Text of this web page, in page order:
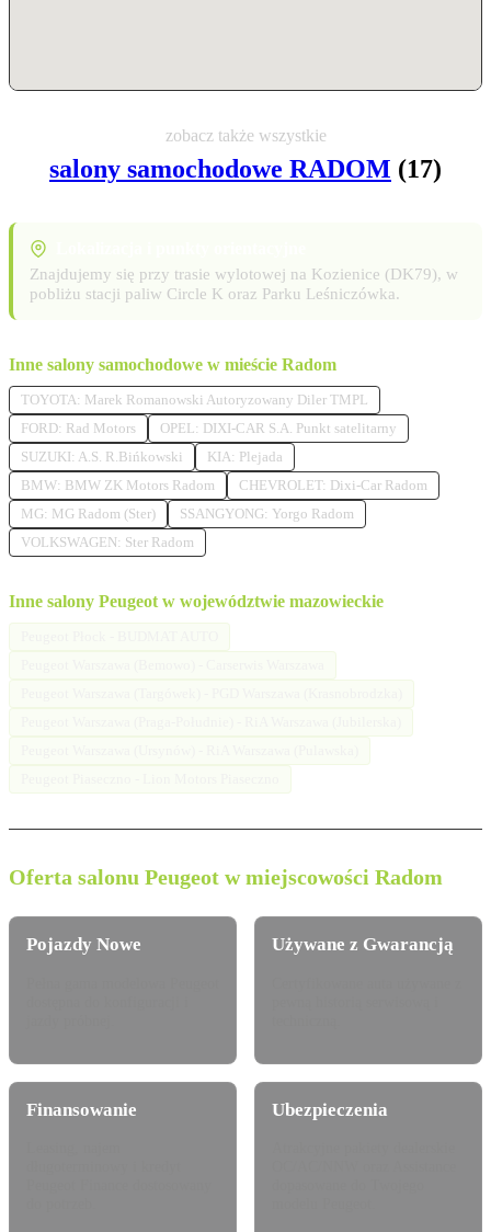
zobacz także wszystkie
salony samochodowe RADOM (17)
Znajdujemy się przy trasie wylotowej na Kozienice (DK79), w
pobliżu stacji paliw Circle K oraz Parku Leśniczówka.
Inne salony samochodowe w mieście Radom
TOYOTA: Marek Romanowski Autoryzowany Diler TMPL
FORD: Rad Motors
OPEL: DIXI-CAR S.A. Punkt satelitarny
SUZUKI: A.S. R.Bińkowski
KIA: Plejada
BMW: BMW ZK Motors Radom
CHEVROLET: Dixi-Car Radom
MG: MG Radom (Ster)
SSANGYONG: Yorgo Radom
VOLKSWAGEN: Ster Radom
Inne salony Peugeot w województwie mazowieckie
Oferta salonu Peugeot w miejscowości Radom
Pojazdy Nowe Używane z Gwarancją
Finansowanie Ubezpieczenia